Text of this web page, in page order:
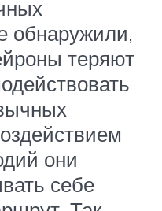
обнаружили,
теряют
они
себе